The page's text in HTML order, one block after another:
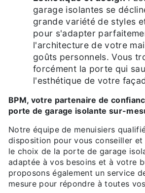
garage isolantes se
grande variété de styles
pour s'adapter
l'architecture de votre
goûts personnels. Vous
forcément la porte qui
l'esthétique de votre
BPM, votre partenaire de confiance pour une
porte de garage isolante sur-
Notre équipe de menuisiers qualifiés est à votre
disposition pour vous conseiller et
le choix de la porte de garage
adaptée à vos besoins et à votre
proposons également un service
mesure pour répondre à toutes